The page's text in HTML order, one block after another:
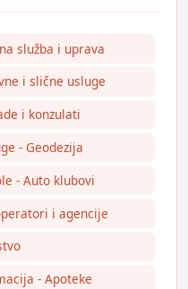
služba i uprava
i slične usluge
i konzulati
- Geodezija
- Auto klubovi
i agencije
- Apoteke